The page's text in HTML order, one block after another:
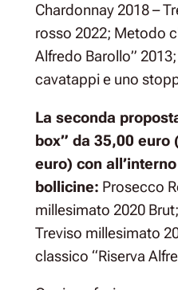
Chardonnay 2018 –
rosso 2022; Metodo
Alfredo Barollo”
cavatappi e uno
La seconda
box” da 35,00 euro
euro) con
bollicine: Prosecco
millesimato 2020
Treviso millesimato
classico “Riserva